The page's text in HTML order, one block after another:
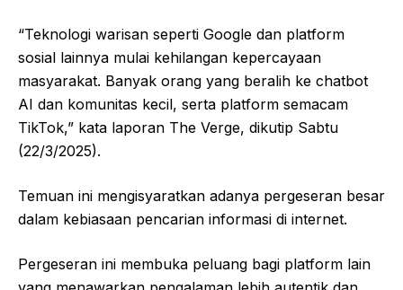
“Teknologi warisan seperti Google dan platform
sosial lainnya mulai kehilangan kepercayaan
masyarakat. Banyak orang yang beralih ke chatbot
AI dan komunitas kecil, serta platform semacam
TikTok,” kata laporan The Verge, dikutip Sabtu
(22/3/2025).
Temuan ini mengisyaratkan adanya pergeseran besar
dalam kebiasaan pencarian informasi di internet.
Pergeseran ini membuka peluang bagi platform lain